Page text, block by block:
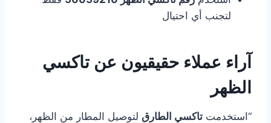
لتجنب أي احتيال
آراء عملاء حقيقيون عن تاكسي
الظهر
“استخدمت تاكسي الطارق لتوصيل المطار من الظهر،